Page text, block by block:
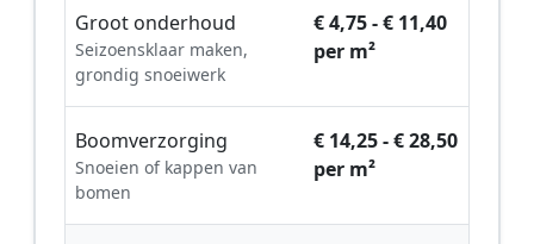
Groot onderhoud
Seizoensklaar maken,
grondig snoeiwerk
€ 4,75 - € 11,40
per m²
Boomverzorging
Snoeien of kappen van
bomen
€ 14,25 - € 28,50
per m²